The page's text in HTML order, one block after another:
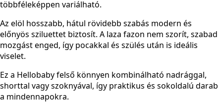
többféleképpen variálható.
Az elöl hosszabb, hátul rövidebb szabás modern és
előnyös sziluettet biztosít. A laza fazon nem szorít, szabad
mozgást enged, így pocakkal és szülés után is ideális
viselet.
Ez a Hellobaby felső könnyen kombinálható nadrággal,
shorttal vagy szoknyával, így praktikus és sokoldalú darab
a mindennapokra.